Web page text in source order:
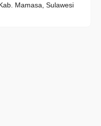
Mamasa, Sulawesi